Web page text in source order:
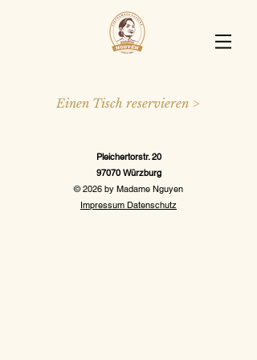
Einen Tisch reservieren >
Pleichertorstr. 20
97070 Würzburg
© 2026 by Madame Nguyen
Impressum Datenschutz